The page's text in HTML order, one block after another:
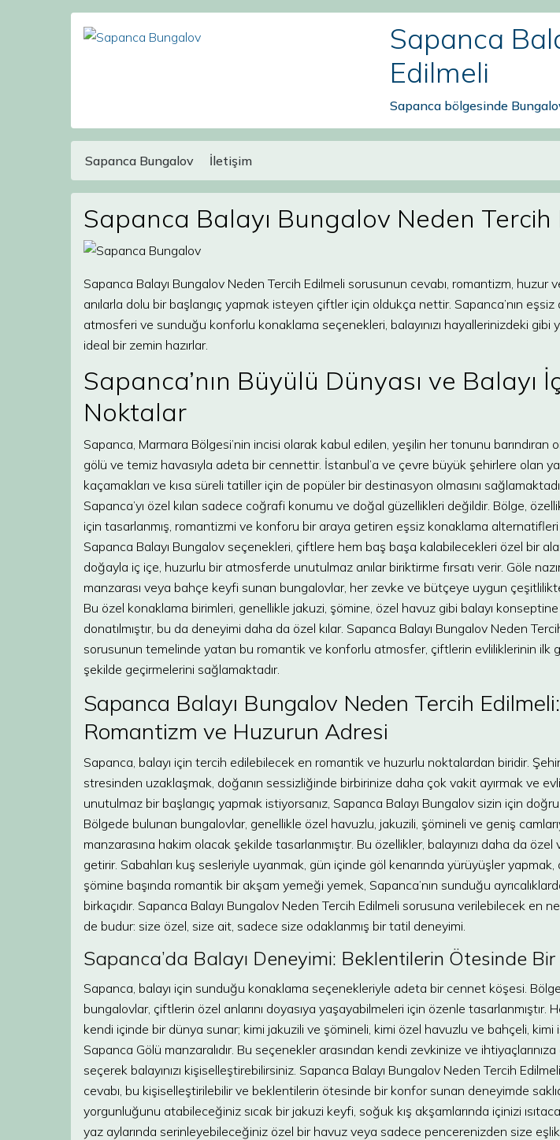
Sapanca
Edilmeli
Sapanca bölgesinde
Main Navigation
Sapanca Bungalov İletişim
Sapanca Balayı Bungalov Neden Tercih
Sapanca Balayı Bungalov Neden Tercih Edilmeli sorusunun cevabı, romantizm, huzur
anılarla dolu bir başlangıç yapmak isteyen çiftler için oldukça nettir. Sapanca’nın eşsiz
atmosferi ve sunduğu konforlu konaklama seçenekleri, balayınızı hayallerinizdeki gibi
ideal bir zemin hazırlar.
Sapanca’nın Büyülü Dünyası ve Balayı
Noktalar
Sapanca, Marmara Bölgesi’nin incisi olarak kabul edilen, yeşilin her tonunu barındıran
gölü ve temiz havasıyla adeta bir cennettir. İstanbul’a ve çevre büyük şehirlere olan
kaçamakları ve kısa süreli tatiller için de popüler bir destinasyon olmasını
Sapanca’yı özel kılan sadece coğrafi konumu ve doğal güzellikleri değildir. Bölge,
için tasarlanmış, romantizmi ve konforu bir araya getiren eşsiz konaklama alternatifleri
Sapanca Balayı Bungalov seçenekleri, çiftlere hem baş başa kalabilecekleri özel bir
doğayla iç içe, huzurlu bir atmosferde unutulmaz anılar biriktirme fırsatı verir. Göle
manzarası veya bahçe keyfi sunan bungalovlar, her zevke ve bütçeye uygun
Bu özel konaklama birimleri, genellikle jakuzi, şömine, özel havuz gibi balayı
donatılmıştır, bu da deneyimi daha da özel kılar. Sapanca Balayı Bungalov Neden
sorusunun temelinde yatan bu romantik ve konforlu atmosfer, çiftlerin evliliklerinin ilk
şekilde geçirmelerini sağlamaktadır.
Sapanca Balayı Bungalov Neden Tercih Edilmeli:
Romantizm ve Huzurun Adresi
Sapanca, balayı için tercih edilebilecek en romantik ve huzurlu noktalardan biridir. Şehir
stresinden uzaklaşmak, doğanın sessizliğinde birbirinize daha çok vakit ayırmak ve
unutulmaz bir başlangıç yapmak istiyorsanız, Sapanca Balayı Bungalov sizin için
Bölgede bulunan bungalovlar, genellikle özel havuzlu, jakuzili, şömineli ve geniş
manzarasına hakim olacak şekilde tasarlanmıştır. Bu özellikler, balayınızı daha da
getirir. Sabahları kuş sesleriyle uyanmak, gün içinde göl kenarında yürüyüşler yapmak,
şömine başında romantik bir akşam yemeği yemek, Sapanca’nın sunduğu
birkaçıdır. Sapanca Balayı Bungalov Neden Tercih Edilmeli sorusuna verilebilecek en
de budur: size özel, size ait, sadece size odaklanmış bir tatil deneyimi.
Sapanca’da Balayı Deneyimi: Beklentilerin Ötesinde
Sapanca, balayı için sunduğu konaklama seçenekleriyle adeta bir cennet köşesi.
bungalovlar, çiftlerin özel anlarını doyasıya yaşayabilmeleri için özenle tasarlanmıştır.
kendi içinde bir dünya sunar; kimi jakuzili ve şömineli, kimi özel havuzlu ve bahçeli, kimi
Sapanca Gölü manzaralıdır. Bu seçenekler arasından kendi zevkinize ve
seçerek balayınızı kişiselleştirebilirsiniz. Sapanca Balayı Bungalov Neden Tercih
cevabı, bu kişiselleştirilebilir ve beklentilerin ötesinde bir konfor sunan deneyimde
yorgunluğunu atabileceğiniz sıcak bir jakuzi keyfi, soğuk kış akşamlarında içinizi
yaz aylarında serinleyebileceğiniz özel bir havuz veya sadece pencerenizden size